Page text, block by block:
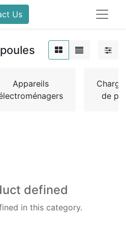
Us
Appareils
de
defined
in this category.